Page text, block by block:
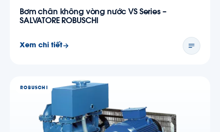
Bơm chân không vòng nước VS Series –
SALVATORE ROBUSCHI
Xem chi tiết
ROBUSCHI